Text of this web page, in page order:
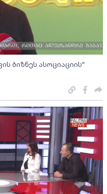
ბიზნეს ასოციაციის”